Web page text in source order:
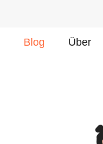
Blog Über